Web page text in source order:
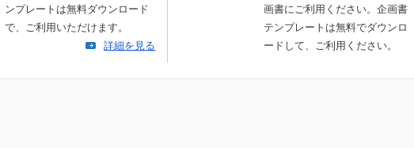
ンプレートは無料ダウンロード
で、ご利用いただけます。
詳細を見る
画書にご利用ください。企画書
テンプレートは無料でダウンロ
ードして、ご利用ください。